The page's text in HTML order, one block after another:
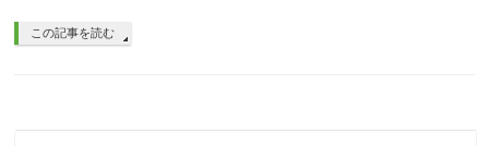
この記事を読む